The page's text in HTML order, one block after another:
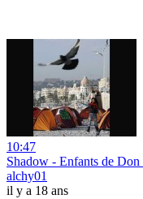
10:47
Shadow - Enfants de
alchy01
il y a 18 ans